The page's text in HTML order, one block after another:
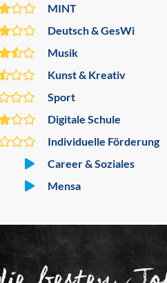
MINT
Deutsch & GesWi
Musik
Kunst & Kreativ
Sport
Digitale Schule
Individuelle Förderung
Career & Soziales
Mensa